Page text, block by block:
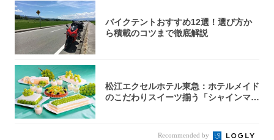
バイクテントおすすめ12選！選び方か
ら積載のコツまで徹底解説
松江エクセルホテル東急：ホテルメイド
のこだわりスイーツ揃う「シャインマス
Recommended by